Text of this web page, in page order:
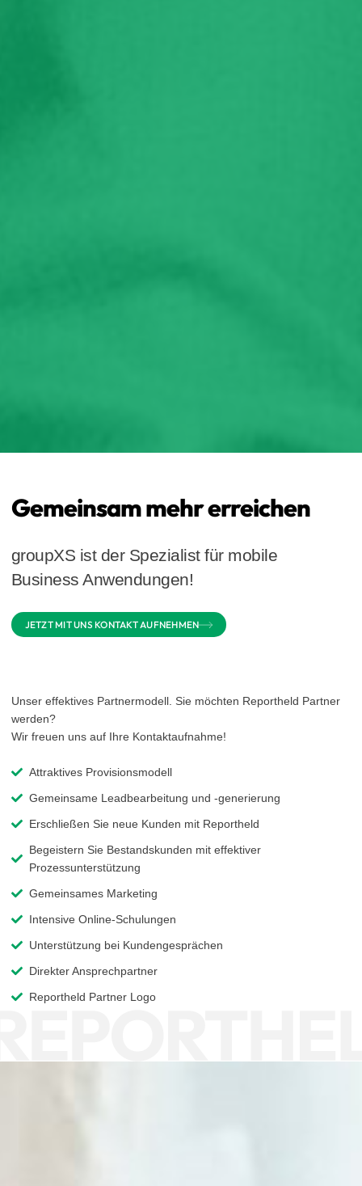
Gemeinsam mehr erreichen
groupXS ist der Spezialist für mobile
Business Anwendungen!
JETZT MIT UNS KONTAKT AUFNEHMEN
Unser effektives Partnermodell. Sie möchten Reportheld Partner
werden?
Wir freuen uns auf Ihre Kontaktaufnahme!
Attraktives Provisionsmodell
Gemeinsame Leadbearbeitung und -generierung
Erschließen Sie neue Kunden mit Reportheld
Begeistern Sie Bestandskunden mit effektiver
Prozessunterstützung
Gemeinsames Marketing
Intensive Online-Schulungen
Unterstützung bei Kundengesprächen
Direkter Ansprechpartner
Reportheld Partner Logo